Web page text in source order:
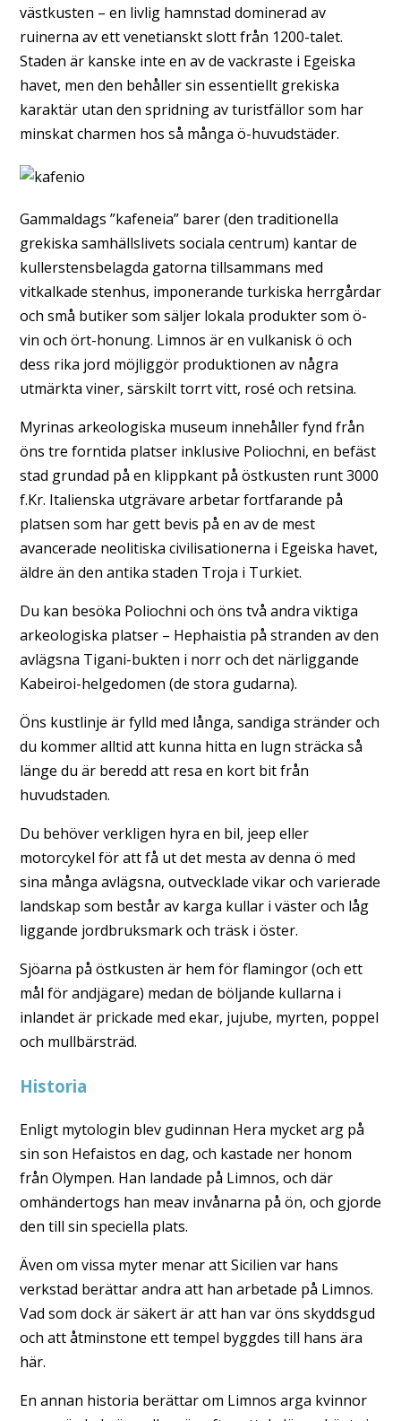
västkusten – en livlig hamnstad dominerad av
ruinerna av ett venetianskt slott från 1200-talet.
Staden är kanske inte en av de vackraste i Egeiska
havet, men den behåller sin essentiellt grekiska
karaktär utan den spridning av turistfällor som har
minskat charmen hos så många ö-huvudstäder.
Gammaldags ”kafeneia” barer (den traditionella
grekiska samhällslivets sociala centrum) kantar de
kullerstensbelagda gatorna tillsammans med
vitkalkade stenhus, imponerande turkiska herrgårdar
och små butiker som säljer lokala produkter som ö-
vin och ört-honung. Limnos är en vulkanisk ö och
dess rika jord möjliggör produktionen av några
utmärkta viner, särskilt torrt vitt, rosé och retsina.
Myrinas arkeologiska museum innehåller fynd från
öns tre forntida platser inklusive Poliochni, en befäst
stad grundad på en klippkant på östkusten runt 3000
f.Kr. Italienska utgrävare arbetar fortfarande på
platsen som har gett bevis på en av de mest
avancerade neolitiska civilisationerna i Egeiska havet,
äldre än den antika staden Troja i Turkiet.
Du kan besöka Poliochni och öns två andra viktiga
arkeologiska platser – Hephaistia på stranden av den
avlägsna Tigani-bukten i norr och det närliggande
Kabeiroi-helgedomen (de stora gudarna).
Öns kustlinje är fylld med långa, sandiga stränder och
du kommer alltid att kunna hitta en lugn sträcka så
länge du är beredd att resa en kort bit från
huvudstaden.
Du behöver verkligen hyra en bil, jeep eller
motorcykel för att få ut det mesta av denna ö med
sina många avlägsna, outvecklade vikar och varierade
landskap som består av karga kullar i väster och låg
liggande jordbruksmark och träsk i öster.
Sjöarna på östkusten är hem för flamingor (och ett
mål för andjägare) medan de böljande kullarna i
inlandet är prickade med ekar, jujube, myrten, poppel
och mullbärsträd.
Historia
Enligt mytologin blev gudinnan Hera mycket arg på
sin son Hefaistos en dag, och kastade ner honom
från Olympen. Han landade på Limnos, och där
omhändertogs han meav invånarna på ön, och gjorde
den till sin speciella plats.
Även om vissa myter menar att Sicilien var hans
verkstad berättar andra att han arbetade på Limnos.
Vad som dock är säkert är att han var öns skyddsgud
och att åtminstone ett tempel byggdes till hans ära
här.
En annan historia berättar om Limnos arga kvinnor